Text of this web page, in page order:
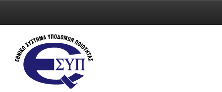
navigation